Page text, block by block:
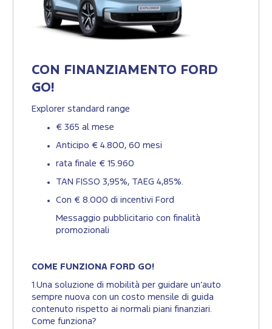
CON FINANZIAMENTO FORD
GO!
Explorer standard range
€ 365 al mese
Anticipo € 4.800, 60 mesi
rata finale € 15.960
TAN FISSO 3,95%, TAEG 4,85%.
Con € 8.000 di incentivi Ford
Messaggio pubblicitario con finalità
promozionali
COME FUNZIONA FORD GO!
1.Una soluzione di mobilità per guidare un’auto
sempre nuova con un costo mensile di guida
contenuto rispetto ai normali piani finanziari.
Come funziona?